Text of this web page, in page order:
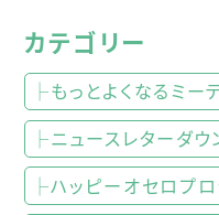
カテゴリー
├もっとよくなるミー
├ニュースレターダウ
├ハッピーオセロプロ